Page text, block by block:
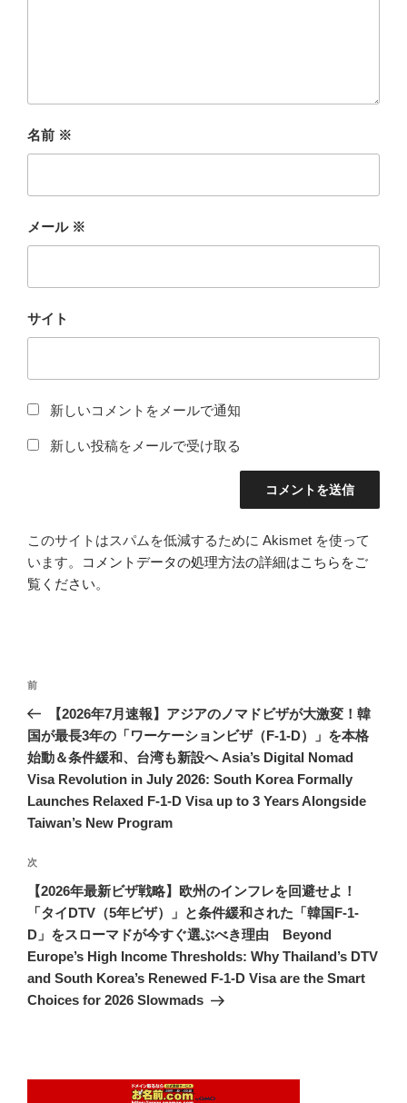
名前 ※
メール ※
サイト
新しいコメントをメールで通知
新しい投稿をメールで受け取る
このサイトはスパムを低減するために Akismet を使って
います。
コメントデータの処理方法の詳細はこちらをご
覧ください。
投
ナ
ビ
ゲ
ー
シ
ョ
前
の
投
稿
前
【2026年7月速報】アジアのノマドビザが大激変！韓
国が最長3年の「ワーケーションビザ（F-1-D）」を本格
始動＆条件緩和、台湾も新設へ Asia’s Digital Nomad
Visa Revolution in July 2026: South Korea Formally
Launches Relaxed F-1-D Visa up to 3 Years Alongside
Taiwan’s New Program
次
の
投
稿
次
【2026年最新ビザ戦略】欧州のインフレを回避せよ！
「タイDTV（5年ビザ）」と条件緩和された「韓国F-1-
D」をスローマドが今すぐ選ぶべき理由 Beyond
Europe’s High Income Thresholds: Why Thailand’s DTV
and South Korea’s Renewed F-1-D Visa are the Smart
Choices for 2026 Slowmads